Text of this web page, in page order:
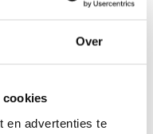
Over
cookies
en advertenties te